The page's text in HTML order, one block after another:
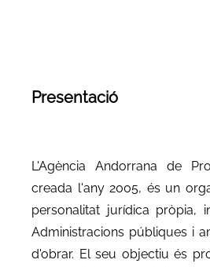
Presentació
L'Agència Andorrana de
creada l'any 2005, és un
personalitat jurídica pròpia,
Administracions públiques i
d'obrar. El seu objectiu és